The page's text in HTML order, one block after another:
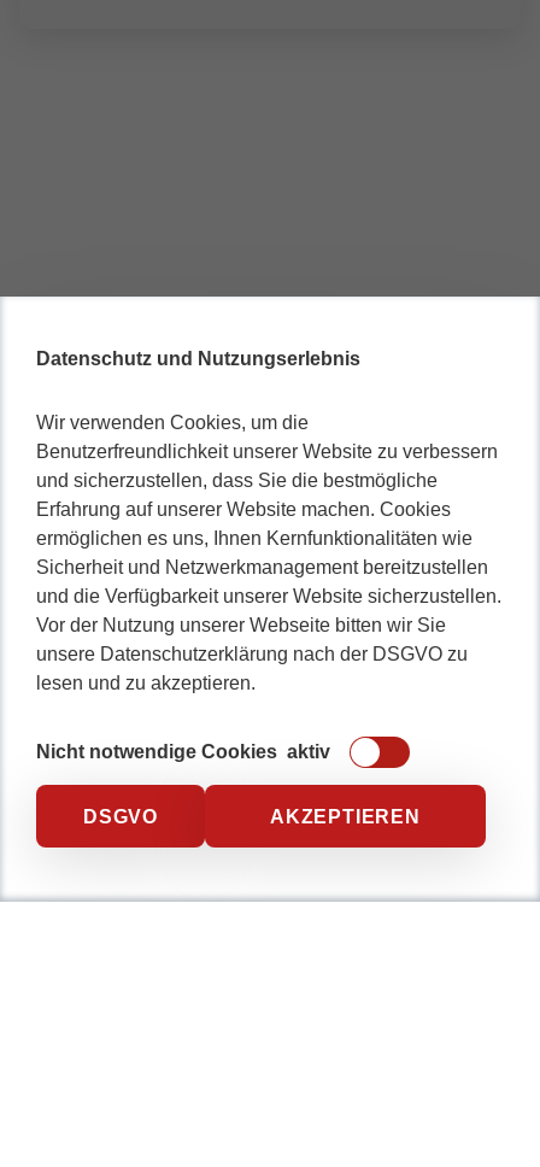
Datenschutz und Nutzungserlebnis
Wir verwenden Cookies, um die
Benutzerfreundlichkeit unserer Website zu verbessern
und sicherzustellen, dass Sie die bestmögliche
Erfahrung auf unserer Website machen. Cookies
ermöglichen es uns, Ihnen Kernfunktionalitäten wie
Sicherheit und Netzwerkmanagement bereitzustellen
und die Verfügbarkeit unserer Website sicherzustellen.
Vor der Nutzung unserer Webseite bitten wir Sie
unsere Datenschutzerklärung nach der DSGVO zu
lesen und zu akzeptieren.
Nicht notwendige Cookies aktiv
DSGVO AKZEPTIEREN